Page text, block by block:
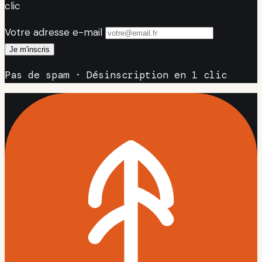
clic
Votre adresse e-mail
Je m'inscris
Pas de spam · Désinscription en 1 clic